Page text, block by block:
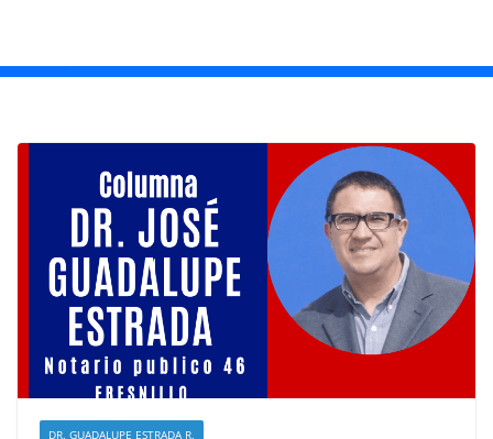
DR. GUADALUPE ESTRADA R.